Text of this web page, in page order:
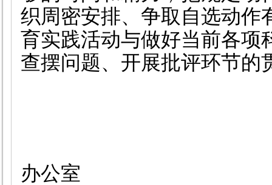
织周密安排、争取自选动作
育实践活动与做好当前各项
查摆问题、开展批评环节的
办公室